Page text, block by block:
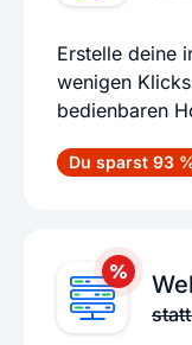
Erstelle deine
wenigen
bedienbaren
Du sparst 93